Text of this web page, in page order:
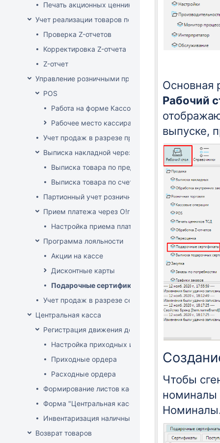
Печать акционных ценников
Учет реализации товаров по кассе
Проверка Z-отчетов
Корректировка Z-отчета
Z-отчет
Управление розничными продажами
POS
Работа на форме Кассовые операции
Рабочее место кассира
Учет продаж в разрезе продавцов-консультантов
Выписка накладной через POS
Выписка товара по предоплате
Выписка товара по счет-фактуре
Партионный учет розничных продаж
Прием платежа через O!плати
Настройка приема платежей О!плати
Программа лояльности
Акции на кассе
Дисконтные карты
Подарочные сертификаты
Учет продаж в разрезе секций
Центральная касса
Регистрация движения денег в центральной кассе
Настройка приходных и расходных ордеров
Приходные ордера
Расходные ордера
Формирование листов кассовой книги
Форма "Центральная касса"
Инвентаризация наличных в Центральной кассе
Возврат товаров
Основная
Рабочий
выпуске,
Чтобы
номиналы